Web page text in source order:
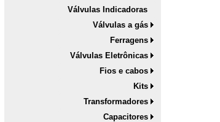
Válvulas Indicadoras
Válvulas a gás
Ferragens
Válvulas Eletrônicas
Fios e cabos
Kits
Transformadores
Capacitores